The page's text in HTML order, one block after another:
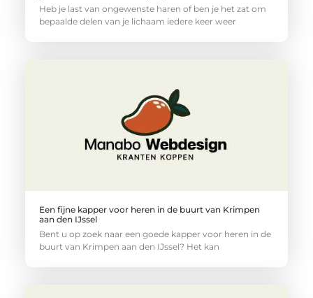
Heb je last van ongewenste haren of ben je het zat om
bepaalde delen van je lichaam iedere keer weer
Een fijne kapper voor heren in de buurt van Krimpen
aan den IJssel
Bent u op zoek naar een goede kapper voor heren in de
buurt van Krimpen aan den IJssel? Het kan